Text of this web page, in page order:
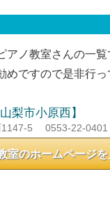
アノ教室さんの一覧
めですので是非行っ
山梨市小原西】
5 0553-22-0401
室のホームページ